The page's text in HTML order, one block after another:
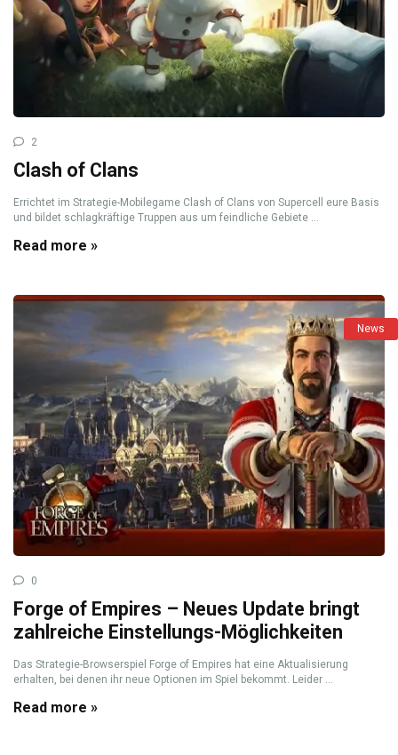
2
Clash of Clans
Errichtet im Strategie-Mobilegame Clash of Clans von Supercell eure Basis
und bildet schlagkräftige Truppen aus um feindliche Gebiete ...
Read more »
News
0
Forge of Empires – Neues Update bringt
zahlreiche Einstellungs-Möglichkeiten
Das Strategie-Browserspiel Forge of Empires hat eine Aktualisierung
erhalten, bei denen ihr neue Optionen im Spiel bekommt. Leider ...
Read more »